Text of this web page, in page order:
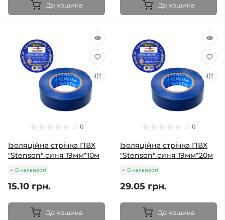
До кошика До кошика
0
Ізоляційна стрічка ПВХ
"Stenson" синя 19мм*10м
В наявності
15.10 грн.
До кошика
0
Ізоляційна стрічка ПВХ
"Stenson" синя 19мм*20м
В наявності
29.05 грн.
До кошика